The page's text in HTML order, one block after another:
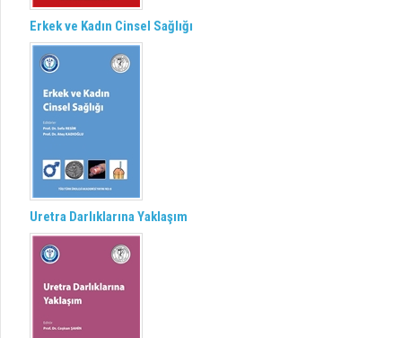
Erkek ve Kadın Cinsel Sağlığı
Uretra Darlıklarına Yaklaşım